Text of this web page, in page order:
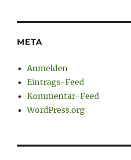
META
Anmelden
Eintrags-Feed
Kommentar-Feed
WordPress.org